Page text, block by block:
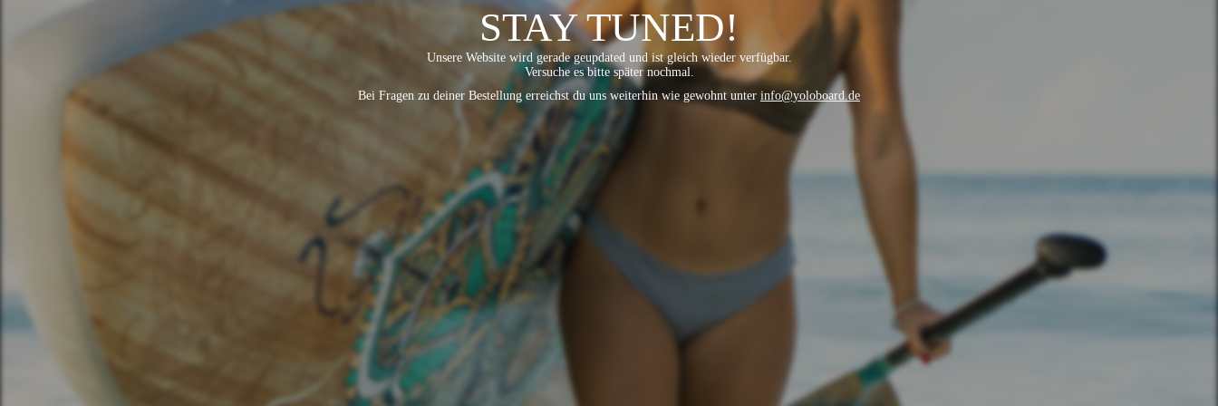
STAY TUNED!
Unsere Website wird gerade geupdated und ist gleich wieder verfügbar.
Versuche es bitte später nochmal.
Bei Fragen zu deiner Bestellung erreichst du uns weiterhin wie gewohnt unter info@yoloboard.de